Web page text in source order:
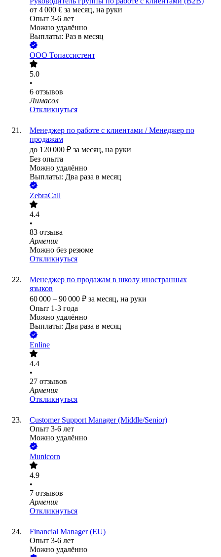
от 4 000 € за месяц, на руки
Опыт 3-6 лет
Можно удалённо
Выплаты: Раз в месяц
ООО Топассистент
5.0
•
6 отзывов
Лимасол
Откликнуться
Менеджер по работе с клиентами / Менеджер по
продажам
до 120 000 ₽ за месяц, на руки
Без опыта
Можно удалённо
Выплаты: Два раза в месяц
ZebraCall
4.4
•
83 отзыва
Армения
Можно без резюме
Откликнуться
Менеджер по продажам в школу иностранных
языков
60 000 – 90 000 ₽ за месяц, на руки
Опыт 1-3 года
Можно удалённо
Выплаты: Два раза в месяц
Enline
4.4
•
27 отзывов
Армения
Откликнуться
Customer Support Manager (Middle/Senior)
Опыт 3-6 лет
Можно удалённо
Municorn
4.9
•
7 отзывов
Армения
Откликнуться
Financial Manager (EU)
Опыт 3-6 лет
Можно удалённо